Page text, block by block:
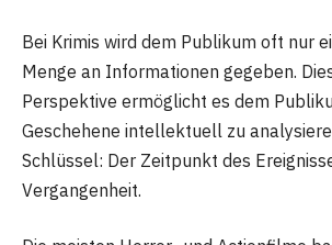
Bei Krimis wird dem Publikum oft nur
Menge an Informationen gegeben.
Perspektive ermöglicht es dem
Geschehene intellektuell zu
Schlüssel: Der Zeitpunkt des
Vergangenheit.